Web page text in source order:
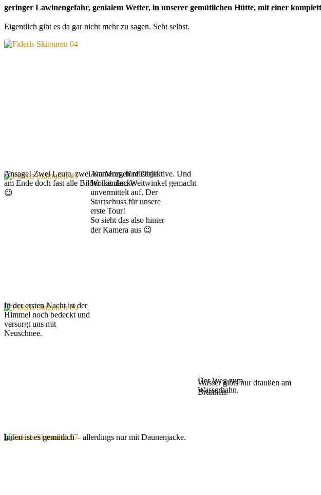
geringer Lawinengefahr, genialem Wetter, in unserer gemütlichen Hütte, mit einer
Eigentlich gibt es da gar nicht mehr zu sagen. Seht selbst.
Ansage! Zwei Leute, zwei Kameras, fünf Objektive. Und
am Ende doch fast alle Bilder mit dem Weitwinkel gemacht
😉
In der ersten Nacht ist der
Himmel noch bedeckt und
versorgt uns mit
Neuschnee.
Innen ist es gemütlich – allerdings nur mit Daunenjacke.
Am Morgen reißt die
Wolkendecke
unvermittelt auf. Der
Startschuss für unsere
erste Tour!
So sieht das also hinter
der Kamera aus 😉
Wasser gibts nur draußen am
Brunnen.
Der Weg zum
Wasserhahn.